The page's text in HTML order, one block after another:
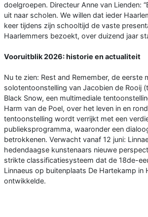
doelgroepen. Directeur Anne van Lienden:
uit naar scholen. We willen dat ieder
keer tijdens zijn schooltijd de vaste
Haarlemmers bezoekt, over duizend jaar
Vooruitblik 2026: historie en actualiteit
Nu te zien: Rest and Remember, de eerste
solotentoonstelling van Jacobien de Rooij
Black Snow, een multimediale
Harm van de Poel, over het leven in en
tentoonstelling wordt verrijkt met een
publieksprogramma, waaronder een
betrokkenen. Verwacht vanaf 12 juni:
hedendaagse kunstenaars nieuwe
strikte classificatiesysteem dat de 18de-
Linnaeus op buitenplaats De Hartekamp in
ontwikkelde.